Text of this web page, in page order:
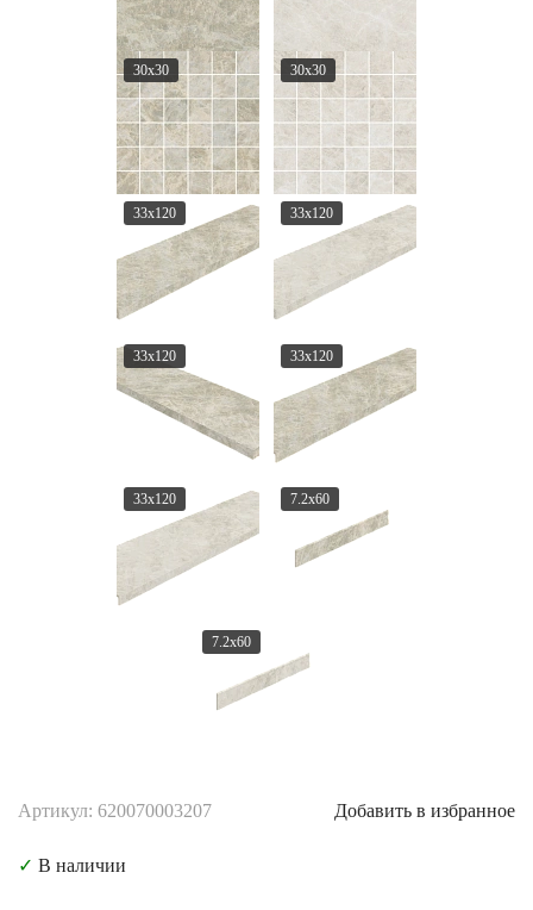
30x30 30x30
33x120 33x120
33x120 33x120
33x120 7.2x60
7.2x60
Артикул: 620070003207 Добавить в избранное
✓ В наличии